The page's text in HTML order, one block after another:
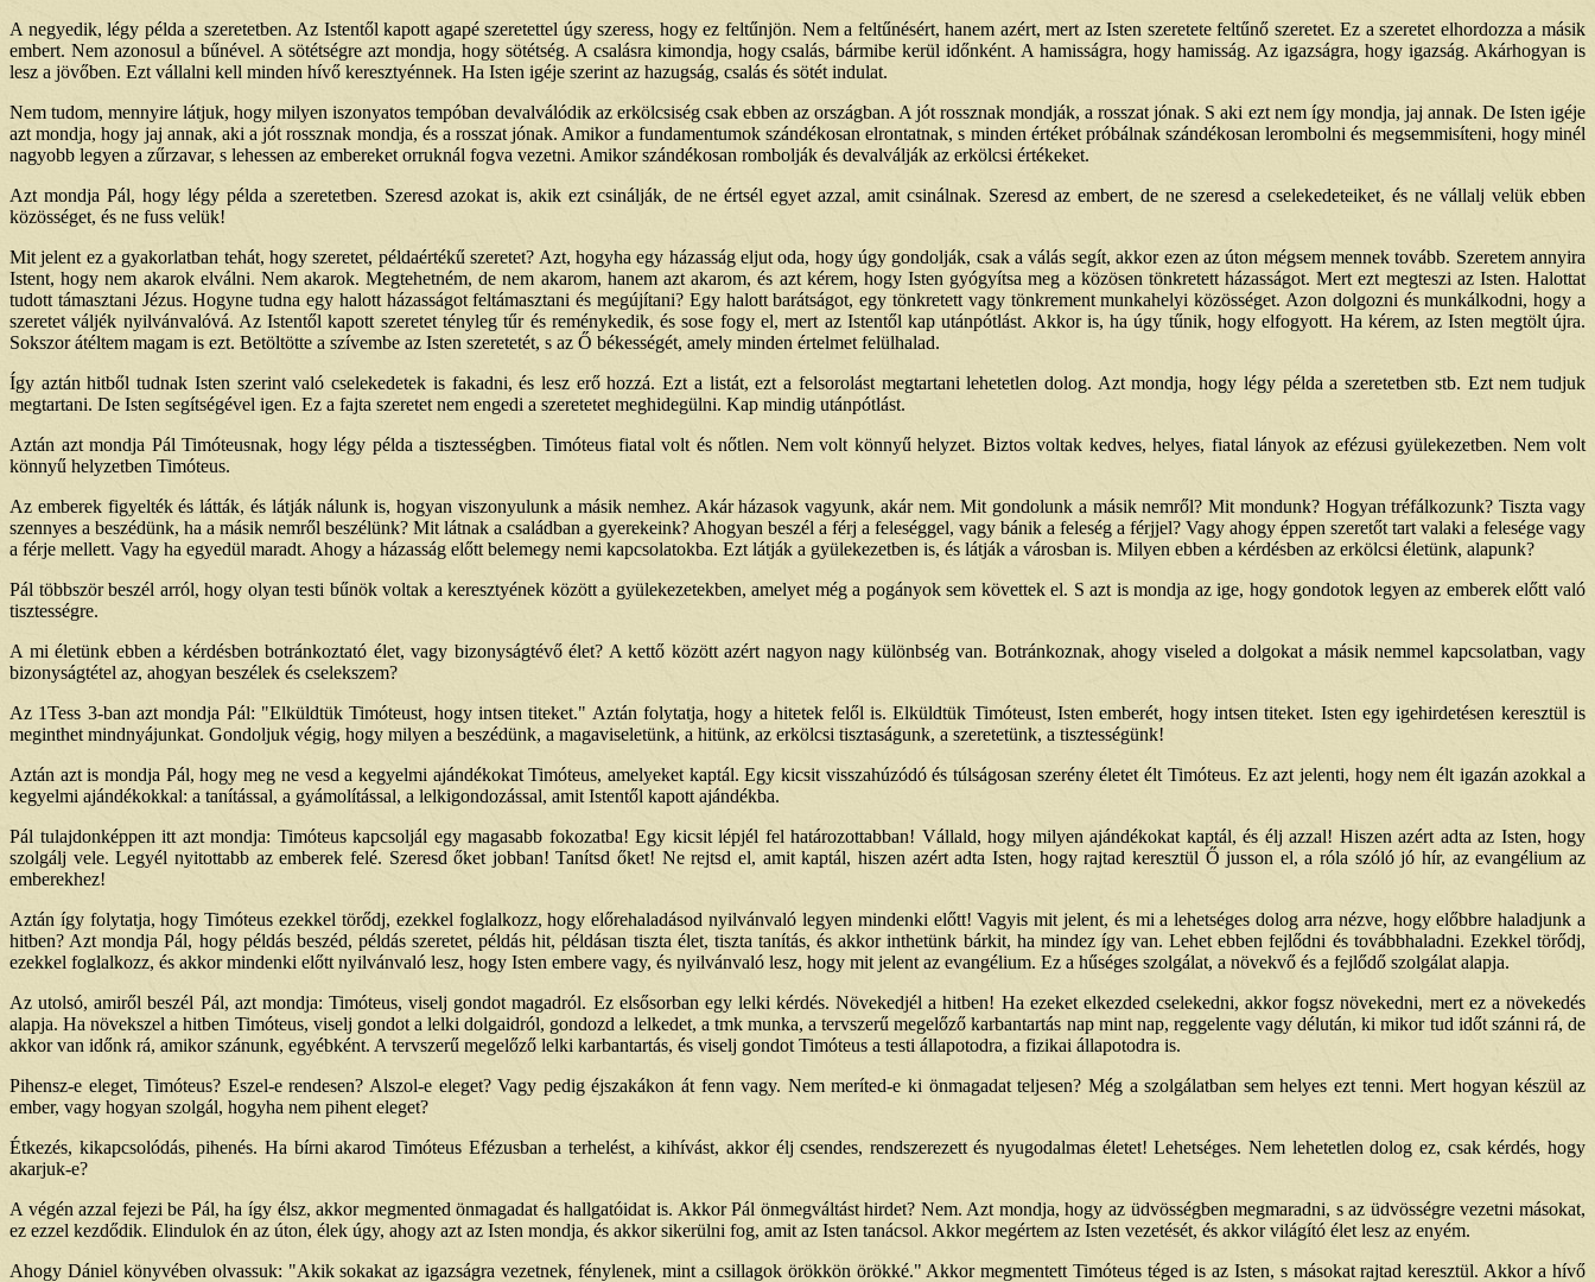
A negyedik, légy példa a szeretetben. Az Istentől kapott agapé szeretettel úgy szeress, hogy ez feltűnjön. Nem a feltűnésért, hanem azért, mert az Isten szeretete feltűnő szeretet. Ez a szeretet elhordozza a másik
embert. Nem azonosul a bűnével. A sötétségre azt mondja, hogy sötétség. A csalásra kimondja, hogy csalás, bármibe kerül időnként. A hamisságra, hogy hamisság. Az igazságra, hogy igazság. Akárhogyan is
lesz a jövőben. Ezt vállalni kell minden hívő keresztyénnek. Ha Isten igéje szerint az hazugság, csalás és sötét indulat.
Nem tudom, mennyire látjuk, hogy milyen iszonyatos tempóban devalválódik az erkölcsiség csak ebben az országban. A jót rossznak mondják, a rosszat jónak. S aki ezt nem így mondja, jaj annak. De Isten igéje
azt mondja, hogy jaj annak, aki a jót rossznak mondja, és a rosszat jónak. Amikor a fundamentumok szándékosan elrontatnak, s minden értéket próbálnak szándékosan lerombolni és megsemmisíteni, hogy minél
nagyobb legyen a zűrzavar, s lehessen az embereket orruknál fogva vezetni. Amikor szándékosan rombolják és devalválják az erkölcsi értékeket.
Azt mondja Pál, hogy légy példa a szeretetben. Szeresd azokat is, akik ezt csinálják, de ne értsél egyet azzal, amit csinálnak. Szeresd az embert, de ne szeresd a cselekedeteiket, és ne vállalj velük ebben
közösséget, és ne fuss velük!
Mit jelent ez a gyakorlatban tehát, hogy szeretet, példaértékű szeretet? Azt, hogyha egy házasság eljut oda, hogy úgy gondolják, csak a válás segít, akkor ezen az úton mégsem mennek tovább. Szeretem annyira
Istent, hogy nem akarok elválni. Nem akarok. Megtehetném, de nem akarom, hanem azt akarom, és azt kérem, hogy Isten gyógyítsa meg a közösen tönkretett házasságot. Mert ezt megteszi az Isten. Halottat
tudott támasztani Jézus. Hogyne tudna egy halott házasságot feltámasztani és megújítani? Egy halott barátságot, egy tönkretett vagy tönkrement munkahelyi közösséget. Azon dolgozni és munkálkodni, hogy a
szeretet váljék nyilvánvalóvá. Az Istentől kapott szeretet tényleg tűr és reménykedik, és sose fogy el, mert az Istentől kap utánpótlást. Akkor is, ha úgy tűnik, hogy elfogyott. Ha kérem, az Isten megtölt újra.
Sokszor átéltem magam is ezt. Betöltötte a szívembe az Isten szeretetét, s az Ő békességét, amely minden értelmet felülhalad.
Így aztán hitből tudnak Isten szerint való cselekedetek is fakadni, és lesz erő hozzá. Ezt a listát, ezt a felsorolást megtartani lehetetlen dolog. Azt mondja, hogy légy példa a szeretetben stb. Ezt nem tudjuk
megtartani. De Isten segítségével igen. Ez a fajta szeretet nem engedi a szeretetet meghidegülni. Kap mindig utánpótlást.
Aztán azt mondja Pál Timóteusnak, hogy légy példa a tisztességben. Timóteus fiatal volt és nőtlen. Nem volt könnyű helyzet. Biztos voltak kedves, helyes, fiatal lányok az efézusi gyülekezetben. Nem volt
könnyű helyzetben Timóteus.
Az emberek figyelték és látták, és látják nálunk is, hogyan viszonyulunk a másik nemhez. Akár házasok vagyunk, akár nem. Mit gondolunk a másik nemről? Mit mondunk? Hogyan tréfálkozunk? Tiszta vagy
szennyes a beszédünk, ha a másik nemről beszélünk? Mit látnak a családban a gyerekeink? Ahogyan beszél a férj a feleséggel, vagy bánik a feleség a férjjel? Vagy ahogy éppen szeretőt tart valaki a felesége vagy
a férje mellett. Vagy ha egyedül maradt. Ahogy a házasság előtt belemegy nemi kapcsolatokba. Ezt látják a gyülekezetben is, és látják a városban is. Milyen ebben a kérdésben az erkölcsi életünk, alapunk?
Pál többször beszél arról, hogy olyan testi bűnök voltak a keresztyének között a gyülekezetekben, amelyet még a pogányok sem követtek el. S azt is mondja az ige, hogy gondotok legyen az emberek előtt való
tisztességre.
A mi életünk ebben a kérdésben botránkoztató élet, vagy bizonyságtévő élet? A kettő között azért nagyon nagy különbség van. Botránkoznak, ahogy viseled a dolgokat a másik nemmel kapcsolatban, vagy
bizonyságtétel az, ahogyan beszélek és cselekszem?
Az 1Tess 3-ban azt mondja Pál: "Elküldtük Timóteust, hogy intsen titeket." Aztán folytatja, hogy a hitetek felől is. Elküldtük Timóteust, Isten emberét, hogy intsen titeket. Isten egy igehirdetésen keresztül is
meginthet mindnyájunkat. Gondoljuk végig, hogy milyen a beszédünk, a magaviseletünk, a hitünk, az erkölcsi tisztaságunk, a szeretetünk, a tisztességünk!
Aztán azt is mondja Pál, hogy meg ne vesd a kegyelmi ajándékokat Timóteus, amelyeket kaptál. Egy kicsit visszahúzódó és túlságosan szerény életet élt Timóteus. Ez azt jelenti, hogy nem élt igazán azokkal a
kegyelmi ajándékokkal: a tanítással, a gyámolítással, a lelkigondozással, amit Istentől kapott ajándékba.
Pál tulajdonképpen itt azt mondja: Timóteus kapcsoljál egy magasabb fokozatba! Egy kicsit lépjél fel határozottabban! Vállald, hogy milyen ajándékokat kaptál, és élj azzal! Hiszen azért adta az Isten, hogy
szolgálj vele. Legyél nyitottabb az emberek felé. Szeresd őket jobban! Tanítsd őket! Ne rejtsd el, amit kaptál, hiszen azért adta Isten, hogy rajtad keresztül Ő jusson el, a róla szóló jó hír, az evangélium az
emberekhez!
Aztán így folytatja, hogy Timóteus ezekkel törődj, ezekkel foglalkozz, hogy előrehaladásod nyilvánvaló legyen mindenki előtt! Vagyis mit jelent, és mi a lehetséges dolog arra nézve, hogy előbbre haladjunk a
hitben? Azt mondja Pál, hogy példás beszéd, példás szeretet, példás hit, példásan tiszta élet, tiszta tanítás, és akkor inthetünk bárkit, ha mindez így van. Lehet ebben fejlődni és továbbhaladni. Ezekkel törődj,
ezekkel foglalkozz, és akkor mindenki előtt nyilvánvaló lesz, hogy Isten embere vagy, és nyilvánvaló lesz, hogy mit jelent az evangélium. Ez a hűséges szolgálat, a növekvő és a fejlődő szolgálat alapja.
Az utolsó, amiről beszél Pál, azt mondja: Timóteus, viselj gondot magadról. Ez elsősorban egy lelki kérdés. Növekedjél a hitben! Ha ezeket elkezded cselekedni, akkor fogsz növekedni, mert ez a növekedés
alapja. Ha növekszel a hitben Timóteus, viselj gondot a lelki dolgaidról, gondozd a lelkedet, a tmk munka, a tervszerű megelőző karbantartás nap mint nap, reggelente vagy délután, ki mikor tud időt szánni rá, de
akkor van időnk rá, amikor szánunk, egyébként. A tervszerű megelőző lelki karbantartás, és viselj gondot Timóteus a testi állapotodra, a fizikai állapotodra is.
Pihensz-e eleget, Timóteus? Eszel-e rendesen? Alszol-e eleget? Vagy pedig éjszakákon át fenn vagy. Nem meríted-e ki önmagadat teljesen? Még a szolgálatban sem helyes ezt tenni. Mert hogyan készül az
ember, vagy hogyan szolgál, hogyha nem pihent eleget?
Étkezés, kikapcsolódás, pihenés. Ha bírni akarod Timóteus Efézusban a terhelést, a kihívást, akkor élj csendes, rendszerezett és nyugodalmas életet! Lehetséges. Nem lehetetlen dolog ez, csak kérdés, hogy
akarjuk-e?
A végén azzal fejezi be Pál, ha így élsz, akkor megmented önmagadat és hallgatóidat is. Akkor Pál önmegváltást hirdet? Nem. Azt mondja, hogy az üdvösségben megmaradni, s az üdvösségre vezetni másokat,
ez ezzel kezdődik. Elindulok én az úton, élek úgy, ahogy azt az Isten mondja, és akkor sikerülni fog, amit az Isten tanácsol. Akkor megértem az Isten vezetését, és akkor világító élet lesz az enyém.
Ahogy Dániel könyvében olvassuk: "Akik sokakat az igazságra vezetnek, fénylenek, mint a csillagok örökkön örökké." Akkor megmentett Timóteus téged is az Isten, s másokat rajtad keresztül. Akkor a hívő